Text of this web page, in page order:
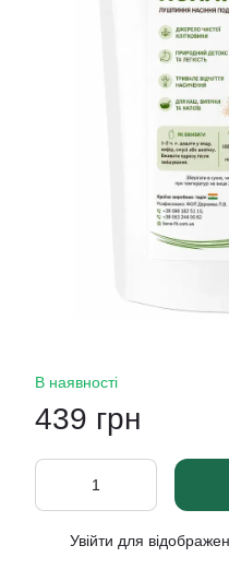
В наявності
439 грн
Увійти для